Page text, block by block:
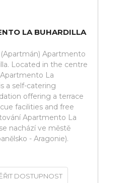
LA BUHARDILLA
Apartmento
Located in the centre
La
a self-catering
offering a terrace
facilities and free
Apartmento La
nachází ve městě
- Aragonie).
DOSTUPNOST